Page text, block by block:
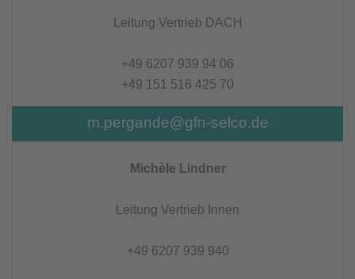
Leitung Vertrieb DACH
+49 6207 939 94 06
+49 151 516 425 70
m.pergande@gfn-selco.de
Michèle Lindner
Leitung Vertrieb Innen
+49 6207 939 940